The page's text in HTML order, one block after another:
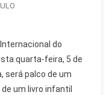
do
quarta-feira, 5 de
será palco de um
um livro infantil